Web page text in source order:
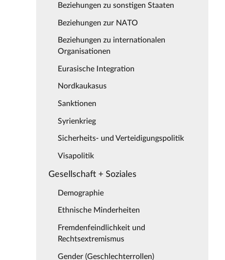
Beziehungen zu sonstigen Staaten
Beziehungen zur NATO
Beziehungen zu internationalen
Organisationen
Eurasische Integration
Nordkaukasus
Sanktionen
Syrienkrieg
Sicherheits- und Verteidigungspolitik
Visapolitik
Gesellschaft + Soziales
Demographie
Ethnische Minderheiten
Fremdenfeindlichkeit und
Rechtsextremismus
Gender (Geschlechterrollen)